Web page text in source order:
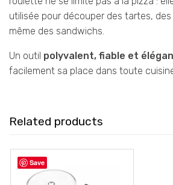
utilisée pour découper des tartes,
même des sandwichs.
Un outil polyvalent, fiable et
facilement sa place dans toute
Related products
Save